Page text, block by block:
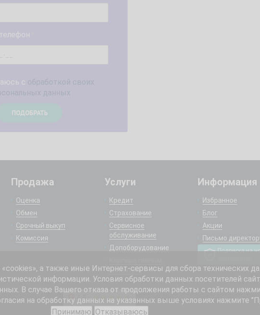
с обработкой своих
данных
Продажа
Оценка
Обмен
Срочный выкуп
Комиссия
Услуги
Кредит
Страхование
Сервисное
обслуживание
Допоборудование
клиентам
Информация
Избранное
Блог
Акции
Письмо
Подписка на
а также иные Интернет-сервисы для сбора технических
информации. Условия обработки данных посетителей
В случае Вашего отказа от продолжения работы с сайтом
на обработку данных на указанных выше условиях нажмите
Принимаю Отказываюсь